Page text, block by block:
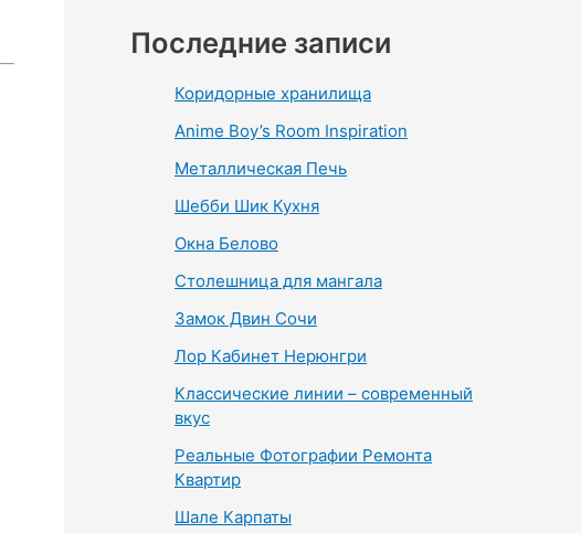
Последние записи
Коридорные хранилища
Anime Boy’s Room Inspiration
Металлическая Печь
Шебби Шик Кухня
Окна Белово
Столешница для мангала
Замок Двин Сочи
Лор Кабинет Нерюнгри
Классические линии – современный
вкус
Реальные Фотографии Ремонта
Квартир
Шале Карпаты